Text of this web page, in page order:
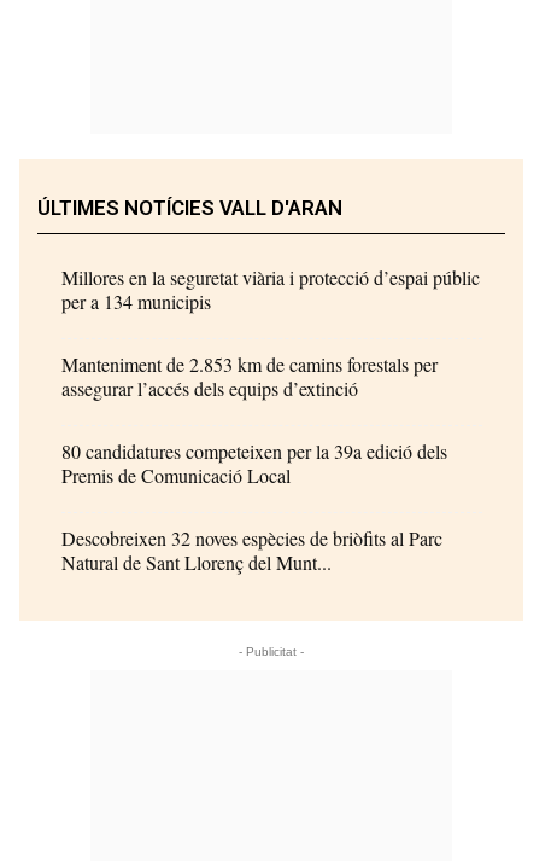
ÚLTIMES NOTÍCIES VALL D'ARAN
Millores en la seguretat viària i protecció d’espai públic
per a 134 municipis
Manteniment de 2.853 km de camins forestals per
assegurar l’accés dels equips d’extinció
80 candidatures competeixen per la 39a edició dels
Premis de Comunicació Local
Descobreixen 32 noves espècies de briòfits al Parc
Natural de Sant Llorenç del Munt...
- Publicitat -